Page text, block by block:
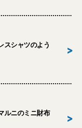
スシャツのよう
>
ルニのミニ財布
>